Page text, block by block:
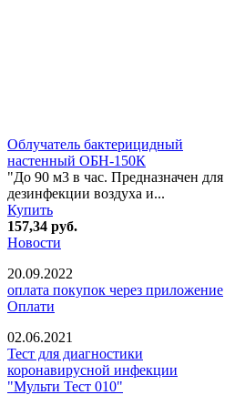
Облучатель бактерицидный
настенный ОБН-150К
"До 90 м3 в час. Предназначен для
дезинфекции воздуха и...
Купить
157,34 руб.
Новости
20.09.2022
оплата покупок через приложение
Оплати
02.06.2021
Тест для диагностики
коронавирусной инфекции
"Мульти Тест 010"